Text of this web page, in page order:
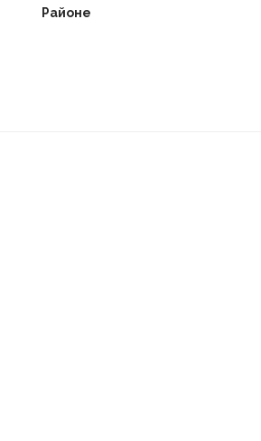
Районе